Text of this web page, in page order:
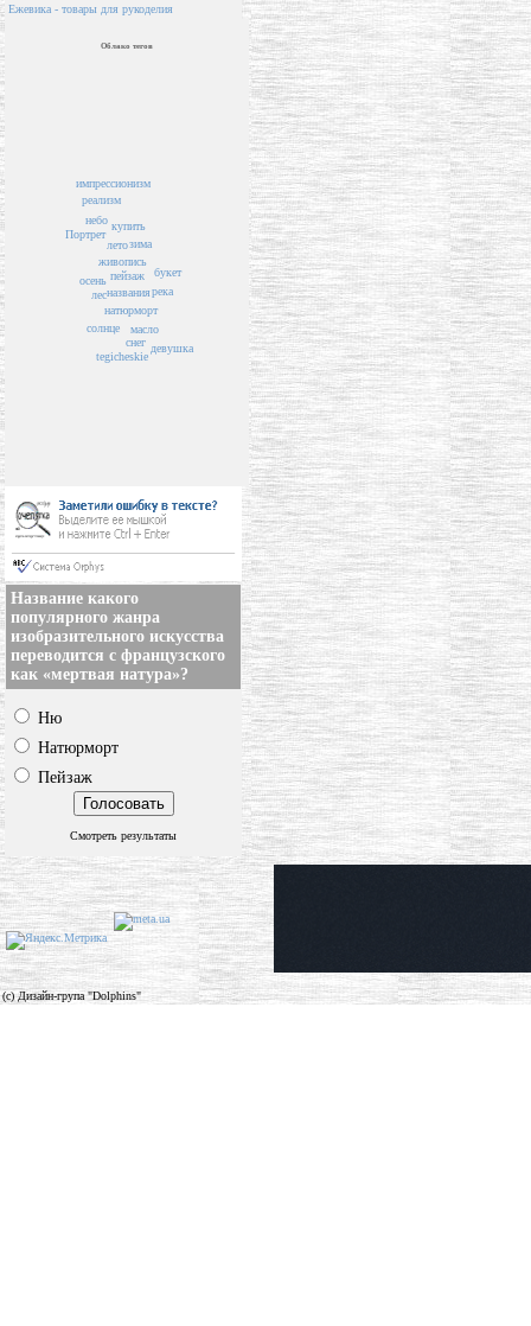
Ежевика - товары для рукоделия
Облако тегов
пейзаж
названия
живопись
лето
натюрморт
купить
солнце
лес
зима
осень
букет
масло
река
снег
tegicheskie
реализм
небо
импрессионизм
Портрет
девушка
Название какого
популярного жанра
изобразительного искусства
переводится с французского
как «мертвая натура»?
Ню
Натюрморт
Пейзаж
Смотреть результаты
(c) Дизайн-група "Dolphins"